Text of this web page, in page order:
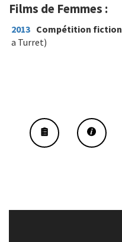
Films de Femmes :
2013 Compétition fiction
a Turret)